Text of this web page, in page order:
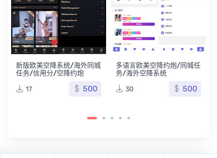
新版欧美空降系统/海外同城
任务/信用分/空降约炮
17
500
多语言欧美空降约炮/同城任
务/海外空降系统
30
500